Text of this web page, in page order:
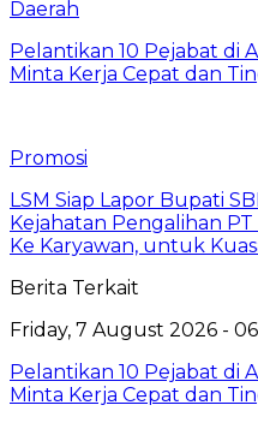
Daerah
Pelantikan 10 Pejabat di
Minta Kerja Cepat dan
Promosi
LSM Siap Lapor Bupati
Kejahatan Pengalihan
Ke Karyawan, untuk
Berita Terkait
Friday, 7 August 2026 -
Pelantikan 10 Pejabat di
Minta Kerja Cepat dan